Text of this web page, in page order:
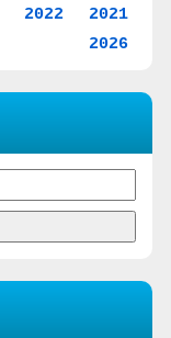
2021
2022
2026